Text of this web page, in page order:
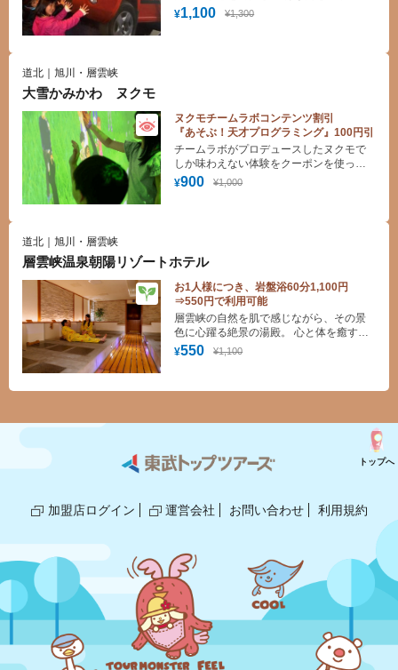
¥1,100 ¥1,300
写真に挑戦して下さい。
道北｜旭川・層雲峡
大雪かみかわ ヌクモ
ヌクモチームラボコンテンツ割引
『あそぶ！天才プログラミング』100円引
¥900 ¥1,000
チームラボがプロデュースしたヌクモで
しか味わえない体験をクーポンを使って
楽しんでください！！
道北｜旭川・層雲峡
層雲峡温泉朝陽リゾートホテル
お1人様につき、岩盤浴60分1,100円
⇒550円で利用可能
¥550 ¥1,100
層雲峡の自然を肌で感じながら、その景
色に心躍る絶景の湯殿。 心と体を癒すく
つろぎの湯でゆったりと浸かってみて
加盟店ログイン 運営会社 お問い合わせ 利用規約
トップへ